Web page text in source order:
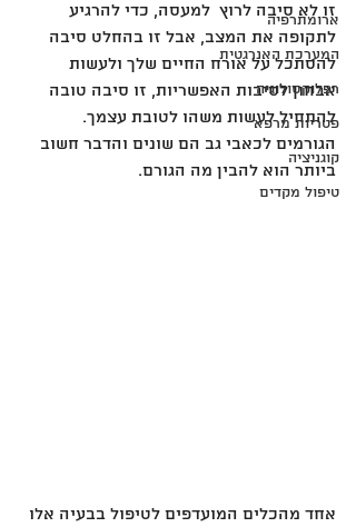
ארומתרפיה
המערכת האנרגטית
רפלוקסולוגיה
פטריות מרפא
קוגניציה
טיפול מקדים
זו לא סיבה לרוץ  למעסה, כדי להרגיע
לתקופה את המצב, אבל זו בהחלט סיבה
להסתכל על אורח החיים שלך ולעשות
אבחון לסיבות האפשריות, זו סיבה טובה
להתחיל לעשות משהו לטובת עצמך.
הגורמים לכאבי גב הם שונים והדבר חשוב
ביותר הוא להבין מה הגורם.
אחד מהכלים המועדפים לטיפול בבעיה אלו